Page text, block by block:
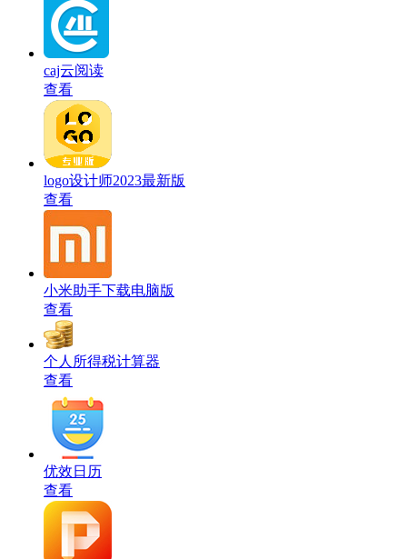
caj云阅读
查看
logo设计师2023最新版
查看
小米助手下载电脑版
查看
个人所得税计算器
查看
优效日历
查看